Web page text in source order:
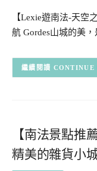
【Lexie遊南法-天空
航 Gordes山城的美
CONTINUE
【南法景點推
精美的雜貨小